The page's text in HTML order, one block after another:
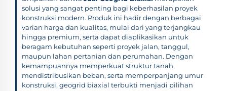
solusi yang sangat penting bagi keberhasilan proyek
konstruksi modern. Produk ini hadir dengan berbagai
varian harga dan kualitas, mulai dari yang terjangkau
hingga premium, serta dapat diaplikasikan untuk
beragam kebutuhan seperti proyek jalan, tanggul,
maupun lahan pertanian dan perumahan. Dengan
kemampuannya memperkuat struktur tanah,
mendistribusikan beban, serta memperpanjang umur
konstruksi, geogrid biaxial terbukti menjadi pilihan